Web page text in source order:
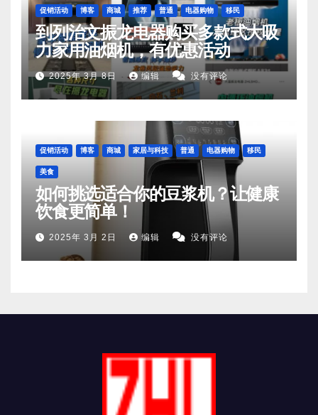
促销活动 博客 商城 推荐 普通 电器购物 移民
到列治文振龙电器购买多款式大吸
力家用油烟机，有优惠活动
2025年 3月 8日 编辑 没有评论
促销活动 博客 商城 家居与科技 普通 电器购物 移民
美食
如何挑选适合你的豆浆机？让健康
饮食更简单！
2025年 3月 2日 编辑 没有评论